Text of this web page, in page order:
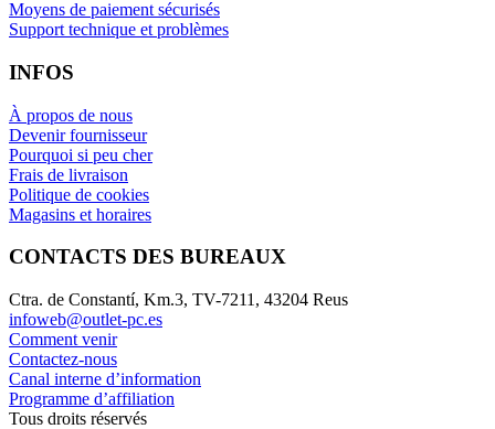
Moyens de paiement sécurisés
Support technique et problèmes
INFOS
À propos de nous
Devenir fournisseur
Pourquoi si peu cher
Frais de livraison
Politique de cookies
Magasins et horaires
CONTACTS DES BUREAUX
Ctra. de Constantí, Km.3, TV-7211, 43204 Reus
infoweb@outlet-pc.es
Comment venir
Contactez-nous
Canal interne d’information
Programme d’affiliation
Tous droits réservés